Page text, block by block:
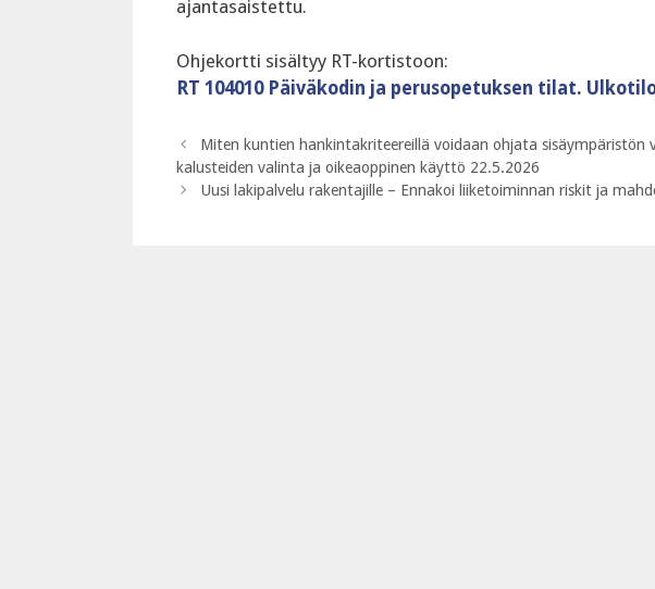
ajantasaistettu.
Ohjekortti sisältyy RT-kortistoon:
RT 104010 Päiväkodin ja perusopetuksen tilat.
Miten kuntien hankintakriteereillä voidaan ohjata sisäympäristön
kalusteiden valinta ja oikeaoppinen käyttö 22.5.2026
Uusi lakipalvelu rakentajille – Ennakoi liiketoiminnan riskit ja